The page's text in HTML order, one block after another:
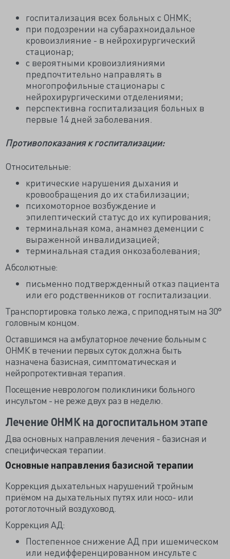
госпитализация всех больных с ОНМК;
при подозрении на субарахноидальное
кровоизлияние - в нейрохирургический
стационар;
с вероятными кровоизлияниями
предпочтительно направлять в
многопрофильные стационары с
нейрохирургическими отделениями;
перспективна госпитализация больных в
первые 14 дней заболевания.
Противопоказания к госпитализации:
Относительные:
критические нарушения дыхания и
кровообращения до их стабилизации;
психомоторное возбуждение и
эпилептический статус до их купирования;
терминальная кома, анамнез деменции с
выраженной инвалидизацией;
терминальная стадия онкозаболевания;
Абсолютные:
письменно подтвержденный отказ пациента
или его родственников от госпитализации.
Транспортировка только лежа, с приподнятым на 30°
головным концом.
Оставшимся на амбулаторное лечение больным с
ОНМК в течении первых суток должна быть
назначена базисная, симптоматическая и
нейропротективная терапия.
Посещение неврологом поликлиники больного
инсультом - не реже двух раз в неделю.
Лечение ОНМК на догоспитальном этапе
Два основных направления лечения - базисная и
специфическая терапии.
Основные направления базисной терапии
Коррекция дыхательных нарушений тройным
приёмом на дыхательных путях или носо- или
ротоглоточный воздуховод.
Коррекция АД:
Постепенное снижение АД при ишемическом
или недифференцированном инсульте с